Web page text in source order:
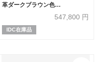
革ダークブラウン色
547,800 円
IDC在庫品